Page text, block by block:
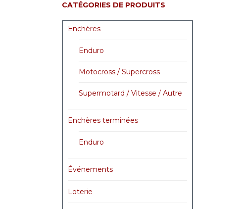
CATÉGORIES DE PRODUITS
Enchères
Enduro
Motocross / Supercross
Supermotard / Vitesse / Autre
Enchères terminées
Enduro
Événements
Loterie